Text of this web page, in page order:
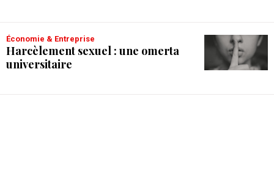
Économie & Entreprise
Harcèlement sexuel : une omerta
universitaire